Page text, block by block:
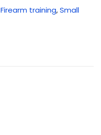
Firearm training,Small